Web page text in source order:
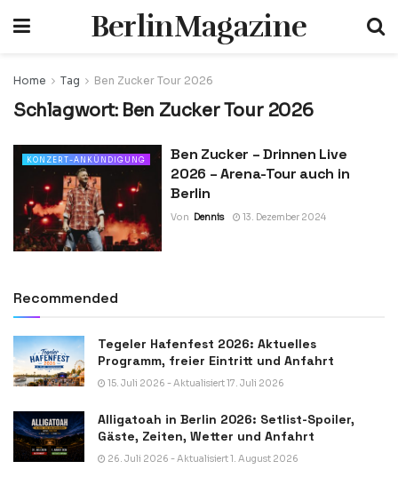
BerlinMagazine
Home Tag Ben Zucker Tour 2026
Schlagwort: Ben Zucker Tour 2026
KONZERT-ANKÜNDIGUNG
Ben Zucker – Drinnen Live
2026 – Arena-Tour auch in
Berlin
Von Dennis 13. Dezember 2024
Recommended
Tegeler Hafenfest 2026: Aktuelles
Programm, freier Eintritt und Anfahrt
15. Juli 2026 - Aktualisiert 17. Juli 2026
Alligatoah in Berlin 2026: Setlist-Spoiler,
Gäste, Zeiten, Wetter und Anfahrt
26. Juli 2026 - Aktualisiert 1. August 2026